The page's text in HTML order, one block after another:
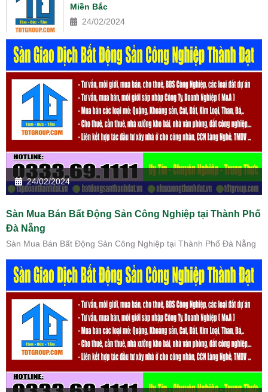
Miền Bắc
24/02/2024
24/02/2024
Sàn Mua Bán Bất Động Sản Công Nghiệp tại Thành Phố
Đà Nẵng
Sàn Mua Bán Bất Động Sản Công Nghiệp tại Thành Phố Đà Nẵng